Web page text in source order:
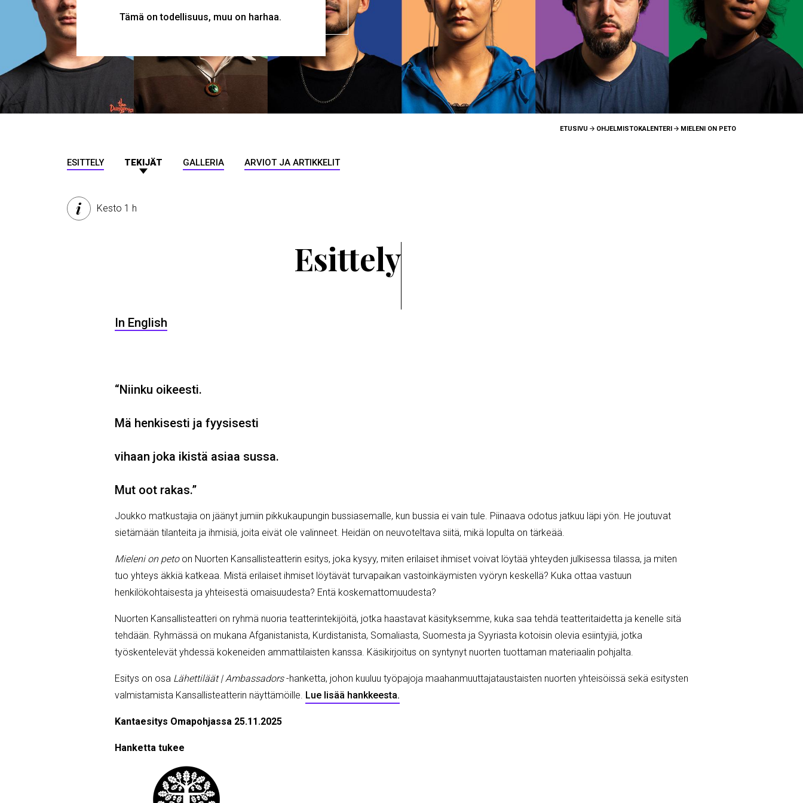
Tämä on todellisuus, muu on harhaa.
ETUSIVU OHJELMISTOKALENTERI MIELENI ON PETO
ESITTELY TEKIJÄT GALLERIA ARVIOT JA ARTIKKELIT
Kesto 1 h
Esittely
In English
“Niinku oikeesti.
Mä henkisesti ja fyysisesti
vihaan joka ikistä asiaa sussa.
Mut oot rakas.”
Joukko matkustajia on jäänyt jumiin pikkukaupungin bussiasemalle, kun bussia ei vain tule. Piinaava odotus jatkuu läpi yön. He joutuvat
sietämään tilanteita ja ihmisiä, joita eivät ole valinneet. Heidän on neuvoteltava siitä, mikä lopulta on tärkeää.
Mieleni on peto on Nuorten Kansallisteatterin esitys, joka kysyy, miten erilaiset ihmiset voivat löytää yhteyden julkisessa tilassa, ja miten
tuo yhteys äkkiä katkeaa. Mistä erilaiset ihmiset löytävät turvapaikan vastoinkäymisten vyöryn keskellä? Kuka ottaa vastuun
henkilökohtaisesta ja yhteisestä omaisuudesta? Entä koskemattomuudesta?
Nuorten Kansallisteatteri on ryhmä nuoria teatterintekijöitä, jotka haastavat käsityksemme, kuka saa tehdä teatteritaidetta ja kenelle sitä
tehdään. Ryhmässä on mukana Afganistanista, Kurdistanista, Somaliasta, Suomesta ja Syyriasta kotoisin olevia esiintyjiä, jotka
työskentelevät yhdessä kokeneiden ammattilaisten kanssa. Käsikirjoitus on syntynyt nuorten tuottaman materiaalin pohjalta.
Esitys on osa Lähettiläät | Ambassadors-hanketta, johon kuuluu työpajoja maahanmuuttajataustaisten nuorten yhteisöissä sekä esitysten
valmistamista Kansallisteatterin näyttämöille. Lue lisää hankkeesta.
Kantaesitys Omapohjassa 25.11.2025
Hanketta tukee